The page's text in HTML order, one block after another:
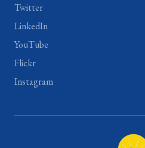
Twitter
LinkedIn
YouTube
Flickr
Instagram